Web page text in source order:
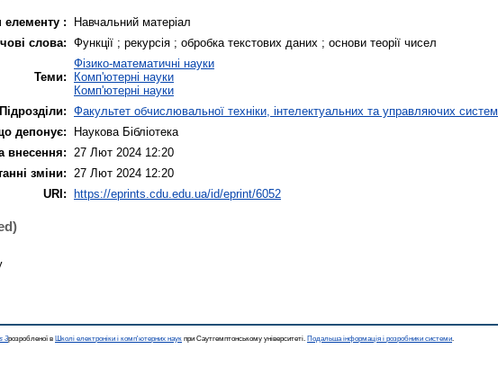
елементу :
Навчальний матеріал
слова: Функції ; рекурсія ; обробка текстових даних ; основи теорії чисел
Теми:
Фізико-математичні науки
Комп'ютерні науки
Комп'ютерні науки
Підрозділи: Факультет обчислювальної техніки, інтелектуальних та управляючих систем
депонує:
Наукова Бібліотека
внесення:
27 Лют 2024 12:20
зміни:
27 Лют 2024 12:20
URI: https://eprints.cdu.edu.ua/id/eprint/6052
3розробленої в Школі електроніки і комп'ютерних наук при Саутгемптонському університеті. Подальша інформація і розробники системи